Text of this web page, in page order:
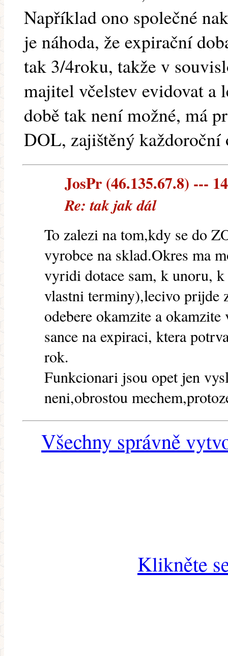
Například ono společné
je náhoda, že expirační
tak 3/4roku, takže v
majitel včelstev evidovat a
době tak není možné, má
DOL, zajištěný každoroční
JosPr (46.135.67.8) ---
Re: tak jak dál
To zalezi na tom,kdy se do
vyrobce na sklad.Okres ma
vyridi dotace sam, k unoru,
vlastni terminy),lecivo prijde
odebere okamzite a
sance na expiraci, ktera
rok.
Funkcionari jsou opet jen
neni,obrostou
Všechny správně
Klikněte